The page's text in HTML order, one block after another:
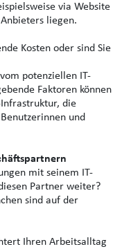
via Website
liegen.
Kosten oder sind Sie
potenziellen IT-
Faktoren können
die
und
mit seinem IT-
Partner weiter?
sind auf der
Ihren Arbeitsalltag